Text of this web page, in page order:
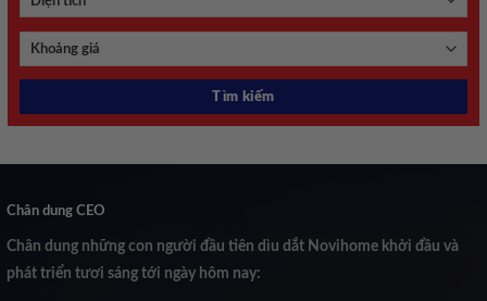
Chân dung CEO
Chân dung những con người đầu tiên dìu dắt Novihome khởi đầu và
phát triển tươi sáng tới ngày hôm nay: